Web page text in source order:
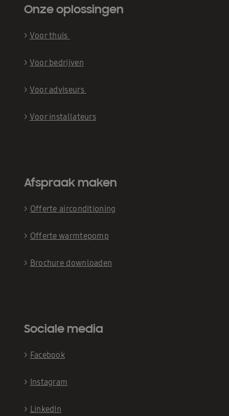
Onze oplossingen
> Voor thuis
> Voor bedrijven
> Voor adviseurs
> Voor installateurs
Afspraak maken
> Offerte airconditioning
> Offerte warmtepomp
> Brochure downloaden
Sociale media
> Facebook
> Instagram
> LinkedIn